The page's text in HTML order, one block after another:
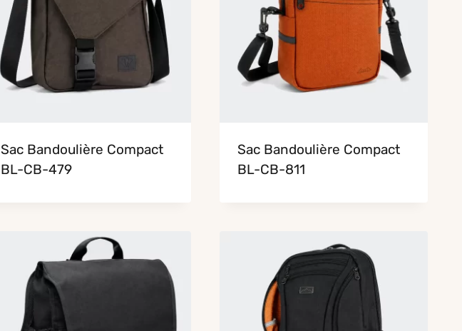
Sac Bandoulière Compact
BL-CB-479
Sac Bandoulière Compact
BL-CB-811